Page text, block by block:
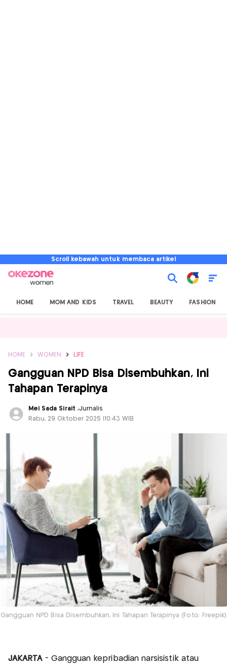
Scroll kebawah untuk membaca artikel
HOME MOM AND KIDS TRAVEL BEAUTY FASHION
HOME WOMEN LIFE
Gangguan NPD Bisa Disembuhkan, Ini
Tahapan Terapinya
Mei Sada Sirait ,Jurnalis
Rabu, 29 Oktober 2025 |10:43 WIB
Gangguan NPD Bisa Disembuhkan, Ini Tahapan Terapinya (Foto: Freepik)
JAKARTA - Gangguan kepribadian narsisistik atau